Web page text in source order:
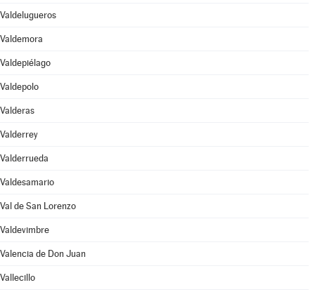
Valdelugueros
Valdemora
Valdepiélago
Valdepolo
Valderas
Valderrey
Valderrueda
Valdesamario
Val de San Lorenzo
Valdevimbre
Valencia de Don Juan
Vallecillo